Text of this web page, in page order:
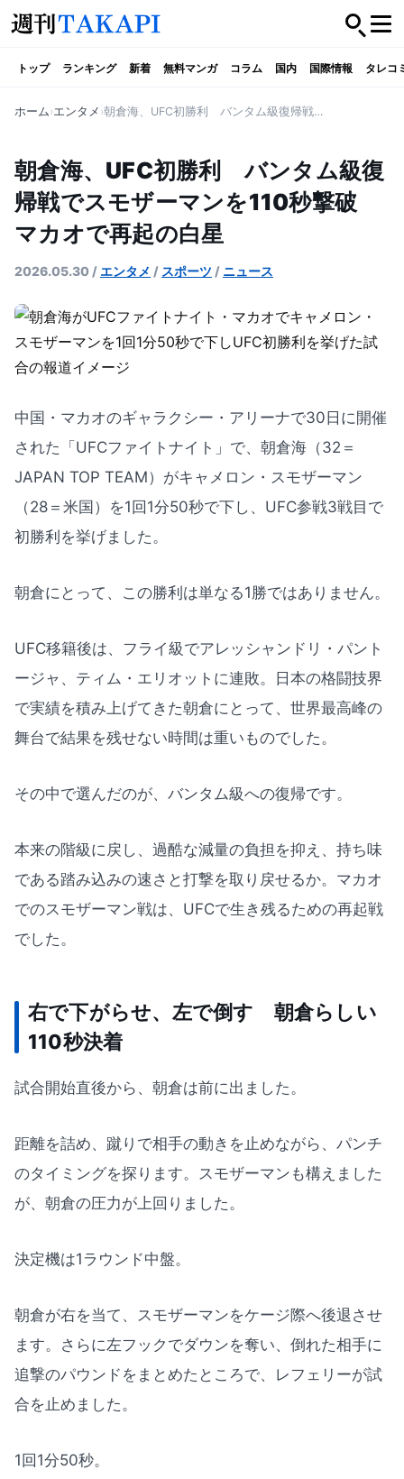
トップ ランキング 新着 無料マンガ コラム 国内 国際情報 タレコ
ホーム エンタメ 朝倉海、UFC初勝利 バンタム級復帰戦でスモザーマンを110秒撃破 マカオで再起の白星
朝倉海、UFC初勝利 バンタム級復
帰戦でスモザーマンを110秒撃破
マカオで再起の白星
2026.05.30 / エンタメ / スポーツ / ニュース
中国・マカオのギャラクシー・アリーナで30日に開催
された「UFCファイトナイト」で、朝倉海（32＝
JAPAN TOP TEAM）がキャメロン・スモザーマン
（28＝米国）を1回1分50秒で下し、UFC参戦3戦目で
初勝利を挙げました。
朝倉にとって、この勝利は単なる1勝ではありません。
UFC移籍後は、フライ級でアレッシャンドリ・パント
ージャ、ティム・エリオットに連敗。日本の格闘技界
で実績を積み上げてきた朝倉にとって、世界最高峰の
舞台で結果を残せない時間は重いものでした。
その中で選んだのが、バンタム級への復帰です。
本来の階級に戻し、過酷な減量の負担を抑え、持ち味
である踏み込みの速さと打撃を取り戻せるか。マカオ
でのスモザーマン戦は、UFCで生き残るための再起戦
でした。
右で下がらせ、左で倒す 朝倉らしい
110秒決着
試合開始直後から、朝倉は前に出ました。
距離を詰め、蹴りで相手の動きを止めながら、パンチ
のタイミングを探ります。スモザーマンも構えました
が、朝倉の圧力が上回りました。
決定機は1ラウンド中盤。
朝倉が右を当て、スモザーマンをケージ際へ後退させ
ます。さらに左フックでダウンを奪い、倒れた相手に
追撃のパウンドをまとめたところで、レフェリーが試
合を止めました。
1回1分50秒。